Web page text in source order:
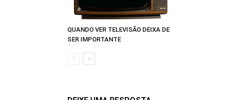
QUANDO VER TELEVISÃO DEIXA DE
SER IMPORTANTE